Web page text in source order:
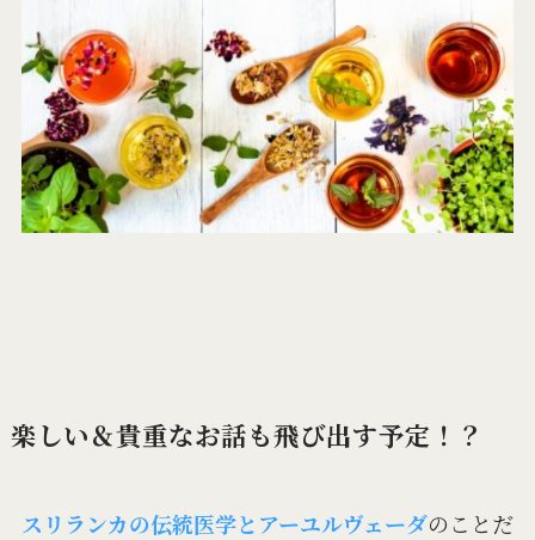
楽しい＆貴重なお話も飛び出す予定！？
スリランカの伝統医学とアーユルヴェーダのことだ